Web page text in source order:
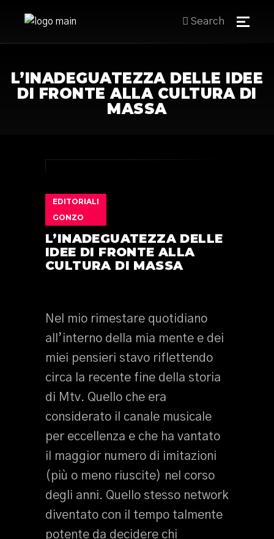
Search
L’INADEGUATEZZA DELLE IDEE
DI FRONTE ALLA CULTURA DI
MASSA
EDITORIALI
GONZO
L’INADEGUATEZZA DELLE
IDEE DI FRONTE ALLA
CULTURA DI MASSA
Nel mio rimestare quotidiano
all’interno della mia mente e dei
miei pensieri stavo riflettendo
circa la recente fine della storia
di Mtv. Quello che era
considerato il canale musicale
per eccellenza e che ha vantato
il maggior numero di imitazioni
(più o meno riuscite) nel corso
degli anni. Quello stesso network
diventato con il tempo talmente
potente da decidere chi